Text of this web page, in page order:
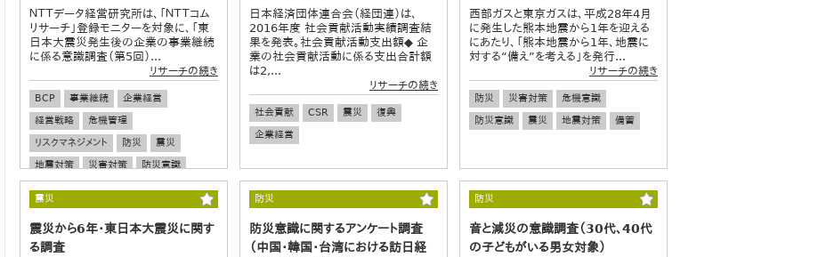
ＮＴＴデータ経営研究所は、「ＮＴＴコム
リサーチ」登録モニターを対象に、「東
日本大震災発生後の企業の事業継続
に係る意識調査（第5回）...
リサーチの続き
BCP 事業継続
企業経営
経営戦略
危機管理
リスクマネジメント
防災
震災
地震対策
災害対策 防災意識
日本経済団体連合会（経団連）は、
2016年度 社会貢献活動実績調査結
果を発表。社会貢献活動支出額◆ 企
業の社会貢献活動に係る支出合計額
は2,...
リサーチの続き
社会貢献 CSR 震災
復興
企業経営
西部ガスと東京ガスは、平成28年4月
に発生した熊本地震から1年を迎える
にあたり、「熊本地震から1年、地震に
対する“備え”を考える」を発行...
リサーチの続き
防災 災害対策
危機意識
防災意識
震災 地震対策 備蓄
震災
震災から6年・東日本大震災に関す
る調査
防災
防災意識に関するアンケート調査
（中国・韓国・台湾における訪日経
防災
音と減災の意識調査（30代、40代
の子どもがいる男女対象）